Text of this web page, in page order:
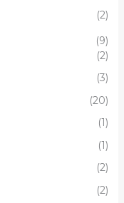
(2)
(9)
(2)
(3)
(20)
(1)
(1)
(2)
(2)